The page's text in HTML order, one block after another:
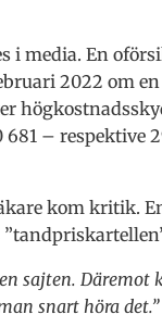
i media. En
2022 om
– respektive
kom kritik.
sajten.
snart höra det.”